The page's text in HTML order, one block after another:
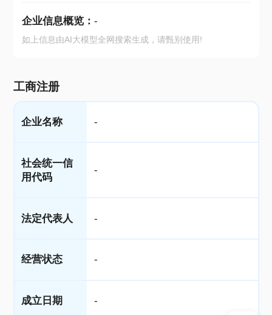
企业信息概览： -
如上信息由AI大模型全网搜索生成，请甄别使用!
工商注册
企业名称 -
社会统一信
用代码
-
法定代表人 -
经营状态 -
成立日期 -